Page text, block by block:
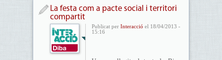
La festa com a pacte social i territori
compartit
Publicat per Interacció el 18/04/2013 -
15:16